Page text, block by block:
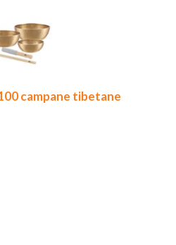
campane tibetane